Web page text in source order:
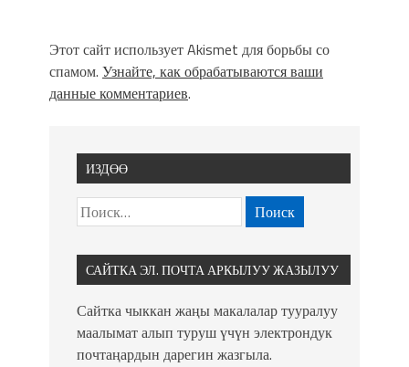
Этот сайт использует Akismet для борьбы со
спамом. Узнайте, как обрабатываются ваши
данные комментариев.
ИЗДӨӨ
САЙТКА ЭЛ. ПОЧТА АРКЫЛУУ ЖАЗЫЛУУ
Сайтка чыккан жаңы макалалар тууралуу
маалымат алып туруш үчүн электрондук
почтаңардын дарегин жазгыла.